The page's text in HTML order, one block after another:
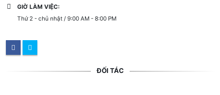
GIỜ LÀM VIỆC:
Thứ 2 - chủ nhật / 9:00 AM - 8:00 PM
ĐỐI TÁC